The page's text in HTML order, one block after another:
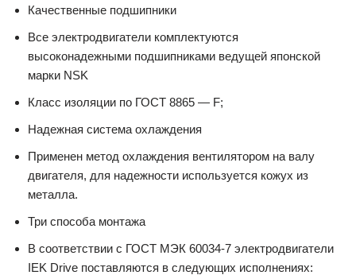
Качественные подшипники
Все электродвигатели комплектуются
высоконадежными подшипниками ведущей японской
марки NSK
Класс изоляции по ГОСТ 8865 — F;
Надежная система охлаждения
Применен метод охлаждения вентилятором на валу
двигателя, для надежности используется кожух из
металла.
Три способа монтажа
В соответствии с ГОСТ МЭК 60034-7 электродвигатели
IEK Drive поставляются в следующих исполнениях: